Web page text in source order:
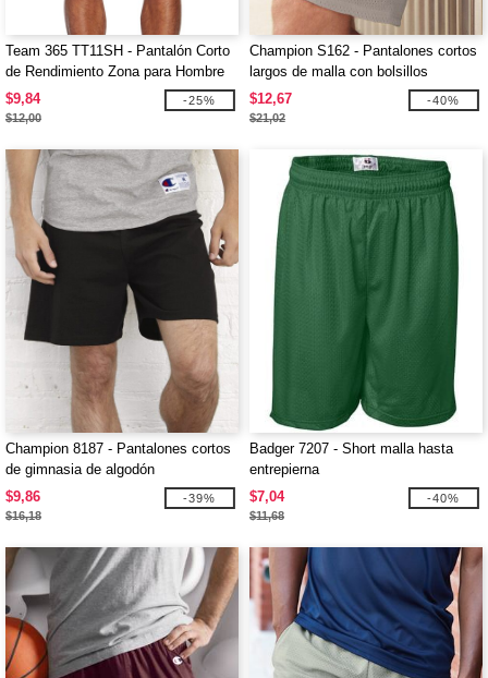
Team 365 TT11SH - Pantalón Corto
de Rendimiento Zona para Hombre
$9,84
$12,00
-25%
Champion S162 - Pantalones cortos
largos de malla con bolsillos
$12,67
$21,02
-40%
Champion 8187 - Pantalones cortos
de gimnasia de algodón
$9,86
$16,18
-39%
Badger 7207 - Short malla hasta
entrepierna
$7,04
$11,68
-40%